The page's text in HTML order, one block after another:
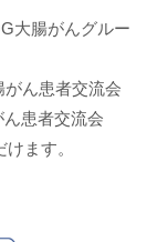
大腸がんグルー
交流会
患者交流会
ます。